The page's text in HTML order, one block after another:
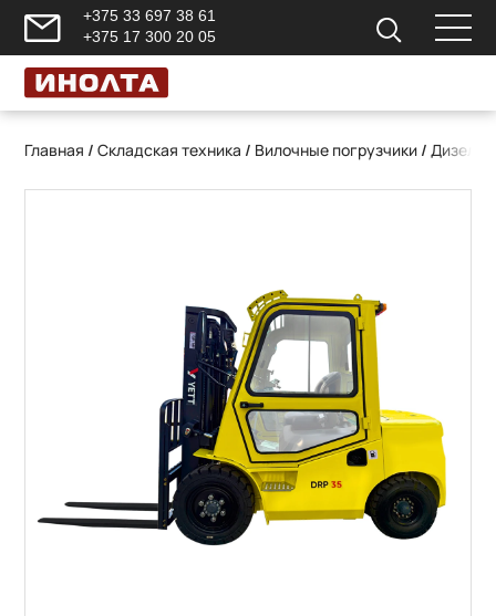
+375 33 697 38 61
+375 17 300 20 05
Главная /Складская техника / Вилочные погрузчики /